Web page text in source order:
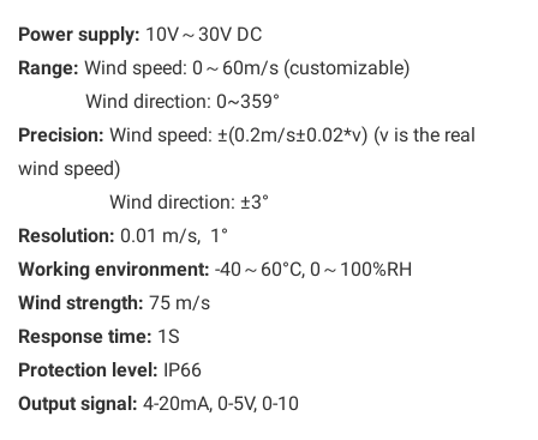
Power supply: 10V～30V DC
Range: Wind speed: 0～60m/s (customizable)
Wind direction: 0~359°
Precision: Wind speed: ±(0.2m/s±0.02*v) (v is the real
wind speed)
Wind direction: ±3°
Resolution: 0.01 m/s, 1°
Working environment: -40～60°C, 0～100%RH
Wind strength: 75 m/s
Response time: 1S
Protection level: IP66
Output signal: 4-20mA, 0-5V, 0-10